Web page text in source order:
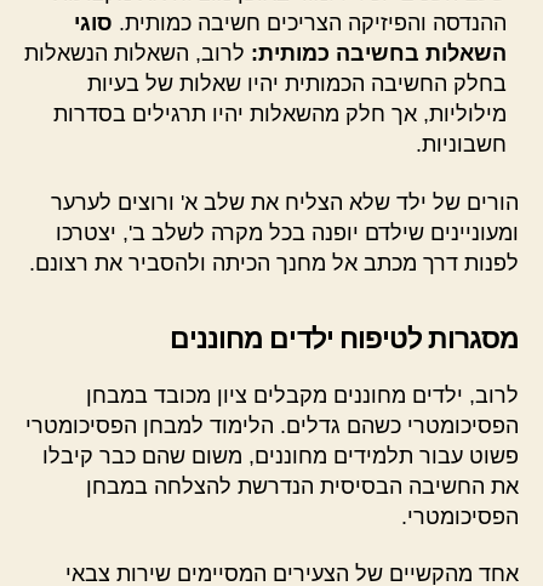
ההנדסה והפיזיקה הצריכים חשיבה כמותית. סוגי
השאלות בחשיבה כמותית: לרוב, השאלות הנשאלות
בחלק החשיבה הכמותית יהיו שאלות של בעיות
מילוליות, אך חלק מהשאלות יהיו תרגילים בסדרות
חשבוניות.
הורים של ילד שלא הצליח את שלב א' ורוצים לערער
ומעוניינים שילדם יופנה בכל מקרה לשלב ב', יצטרכו
לפנות דרך מכתב אל מחנך הכיתה ולהסביר את רצונם.
מסגרות לטיפוח ילדים מחוננים
לרוב, ילדים מחוננים מקבלים ציון מכובד במבחן
הפסיכומטרי כשהם גדלים. הלימוד למבחן הפסיכומטרי
פשוט עבור תלמידים מחוננים, משום שהם כבר קיבלו
את החשיבה הבסיסית הנדרשת להצלחה במבחן
הפסיכומטרי.
אחד מהקשיים של הצעירים המסיימים שירות צבאי